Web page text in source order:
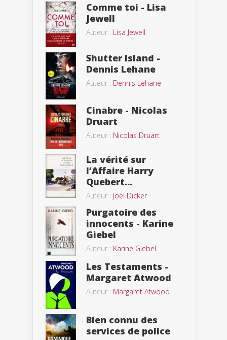
Comme toi - Lisa
Jewell
Auteur : Lisa Jewell
Shutter Island -
Dennis Lehane
Auteur : Dennis Lehane
Cinabre - Nicolas
Druart
Auteur : Nicolas Druart
La vérité sur
l’Affaire Harry
Quebert...
Auteur : Joël Dicker
Purgatoire des
innocents - Karine
Giebel
Auteur : Karine Giebel
Les Testaments -
Margaret Atwood
Auteur : Margaret Atwood
Bien connu des
services de police